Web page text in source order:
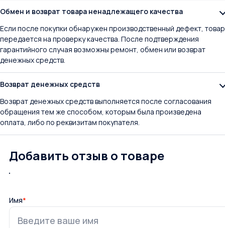
Обмен и возврат товара ненадлежащего качества
Если после покупки обнаружен производственный дефект, товар
передается на проверку качества. После подтверждения
гарантийного случая возможны ремонт, обмен или возврат
денежных средств.
Возврат денежных средств
Возврат денежных средств выполняется после согласования
обращения тем же способом, которым была произведена
оплата, либо по реквизитам покупателя.
Добавить отзыв о товаре
Имя*